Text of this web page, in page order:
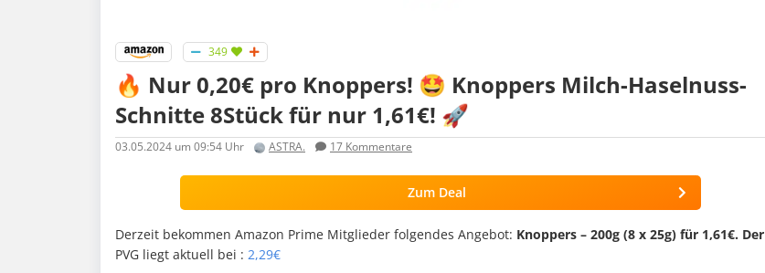
349
🔥 Nur 0,20€ pro Knoppers! 🤩 Knoppers Milch-Haselnuss-
Schnitte 8Stück für nur 1,61€! 🚀
03.05.2024 um 09:54 Uhr ASTRA. 17 Kommentare
Zum Deal
Derzeit bekommen Amazon Prime Mitglieder folgendes Angebot: Knoppers – 200g (8 x 25g) für 1,61€. Der
PVG liegt aktuell bei : 2,29€